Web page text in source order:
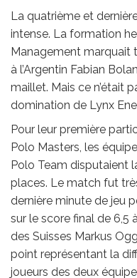
La quatrième et
intense. La formation
Management marquait
à l’Argentin Fabian
maillet. Mais ce n’était
domination de Lynx
Pour leur première
Polo Masters, les
Polo Team disputaient
places. Le match fut
dernière minute de jeu
sur le score final de 6,5
des Suisses Markus
point représentant la
joueurs des deux